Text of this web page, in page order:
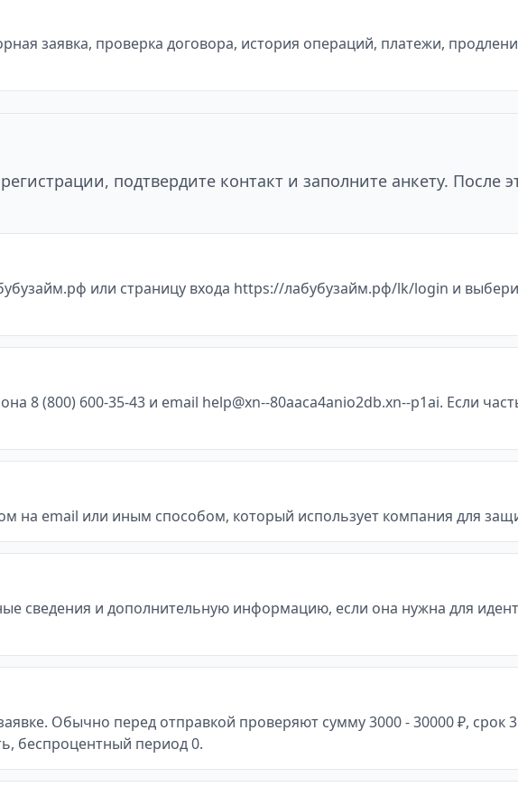
заявка, проверка договора, история операций, платежи,
подтвердите контакт и заполните анкету. После
или страницу входа https://лабубузайм.рф/lk/login и
8 (800) 600-35-43 и email help@xn--80aaca4anio2db.xn--p1ai. Если
на email или иным способом, который использует компания для
сведения и дополнительную информацию, если она нужна для
Обычно перед отправкой проверяют сумму 3000 - 30000 ₽, срок
беспроцентный период 0.